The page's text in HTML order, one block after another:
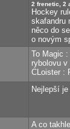
2 frenetic, 2
Hockey
skafandru
něco do
o novým
To Magic
rybolovu
CLoister :
Nejlepší
A co